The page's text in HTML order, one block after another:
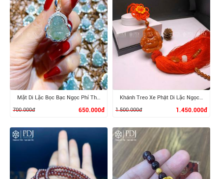
Mặt Di Lặc Bọc Bạc Ngọc Phỉ Thúy
700.000đ
650.000đ
Khánh Treo Xe Phật Di Lặc Ngọc Cẩm Thạch Huyết
1.500.000đ
1.450.000đ